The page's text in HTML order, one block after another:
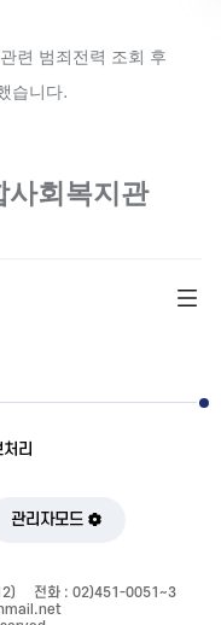
련 범죄전력 조회 후
습니다.
사회복지관
리
관리자모드
전화 : 02)451-0051~3